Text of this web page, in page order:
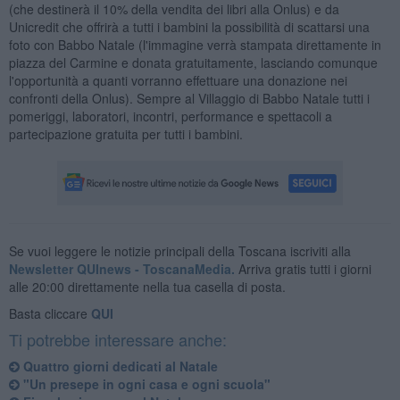
(che destinerà il 10% della vendita dei libri alla Onlus) e da
Unicredit che offrirà a tutti i bambini la possibilità di scattarsi una
foto con Babbo Natale (l'immagine verrà stampata direttamente in
piazza del Carmine e donata gratuitamente, lasciando comunque
l'opportunità a quanti vorranno effettuare una donazione nei
confronti della Onlus). Sempre al Villaggio di Babbo Natale tutti i
pomeriggi, laboratori, incontri, performance e spettacoli a
partecipazione gratuita per tutti i bambini.
Se vuoi leggere le notizie principali della Toscana iscriviti alla
Newsletter QUInews - ToscanaMedia. Arriva gratis tutti i giorni
alle 20:00 direttamente nella tua casella di posta.
Basta cliccare QUI
Ti potrebbe interessare anche:
Quattro giorni dedicati al Natale
"Un presepe in ogni casa e ogni scuola"